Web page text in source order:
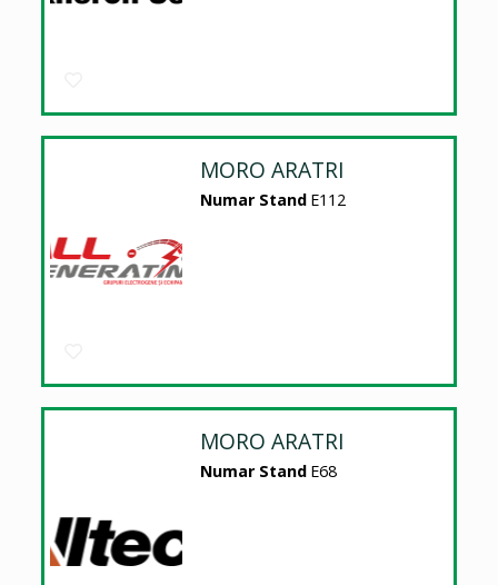
MORO ARATRI
Numar Stand E112
MORO ARATRI
Numar Stand E68